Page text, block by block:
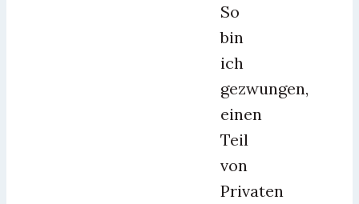
So
bin
ich
gezwungen,
einen
Teil
von
Privaten